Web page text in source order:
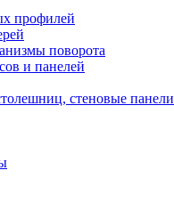
профилей
поворота
и панелей
стеновые панели